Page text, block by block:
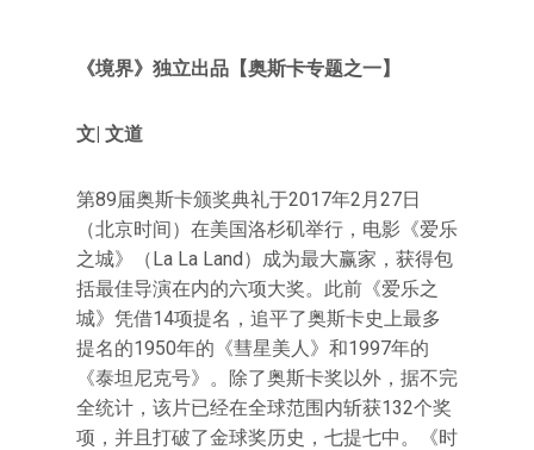
《境界》独立出品【奥斯卡专题之一】
文| 文道
第89届奥斯卡颁奖典礼于2017年2月27日
（北京时间）在美国洛杉矶举行，电影《爱乐
之城》（La La Land）成为最大赢家，获得包
括最佳导演在内的六项大奖。此前《爱乐之
城》凭借14项提名，追平了奥斯卡史上最多
提名的1950年的《彗星美人》和1997年的
《泰坦尼克号》。除了奥斯卡奖以外，据不完
全统计，该片已经在全球范围内斩获132个奖
项，并且打破了金球奖历史，七提七中。《时